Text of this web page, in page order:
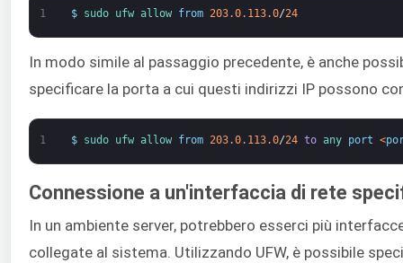
1 $ sudo ufw allow from 203.0.113.0/24
In modo simile al passaggio precedente, è anche
specificare la porta a cui questi indirizzi IP possono
1 $ sudo ufw allow from 203.0.113.0/24 to any port <
Connessione a un'interfaccia di rete
In un ambiente server, potrebbero esserci più
collegate al sistema. Utilizzando UFW, è possibile